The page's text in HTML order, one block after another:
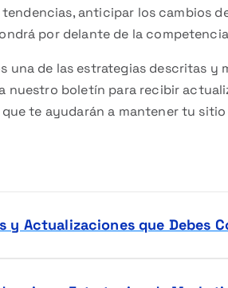
anticipar los cambios
por delante de la
una de las estrategias descritas y
nuestro boletín para recibir
te ayudarán a mantener tu
y Actualizaciones que Debes